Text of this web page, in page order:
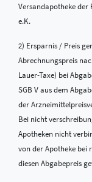
Versandapotheke der
e.K.
2) Ersparnis / Preis
Abrechnungspreis
Lauer-Taxe) bei
SGB V aus dem
der
Bei nicht
Apotheken nicht
von der Apotheke bei
diesen Abgabepreis